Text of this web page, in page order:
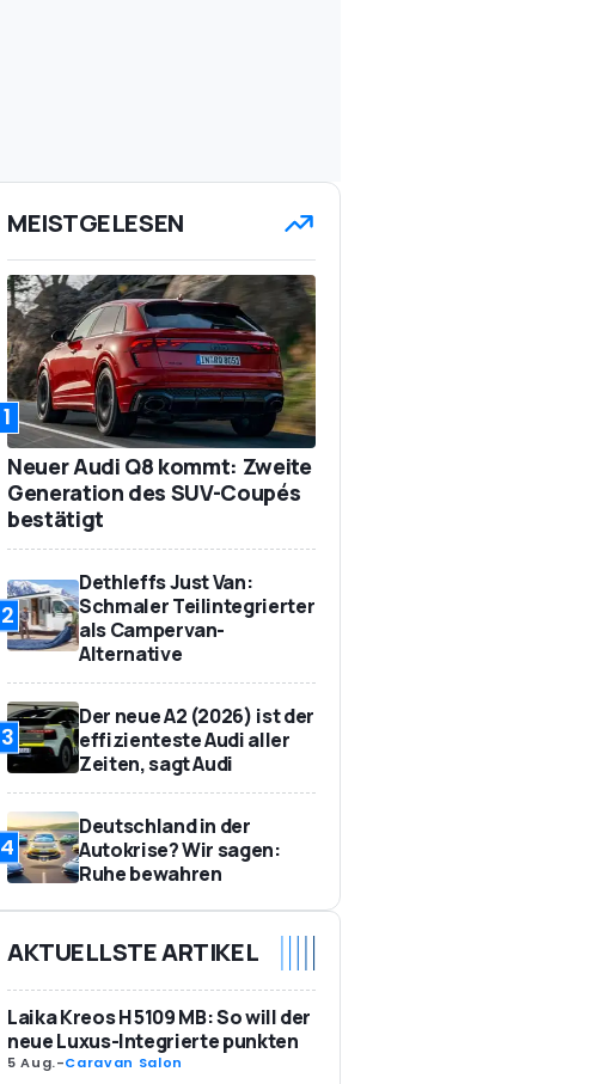
MEISTGELESEN
1
Neuer Audi Q8 kommt: Zweite
Generation des SUV-Coupés
bestätigt
2
Dethleffs Just Van:
Schmaler Teilintegrierter
als Campervan-
Alternative
3
Der neue A2 (2026) ist der
effizienteste Audi aller
Zeiten, sagt Audi
4
Deutschland in der
Autokrise? Wir sagen:
Ruhe bewahren
AKTUELLSTE ARTIKEL
Laika Kreos H 5109 MB: So will der
neue Luxus-Integrierte punkten
5 Aug.-Caravan Salon